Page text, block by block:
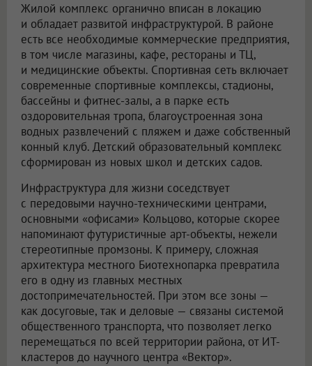
Жилой комплекс органично вписан в локацию
и обладает развитой инфраструктурой. В районе
есть все необходимые коммерческие предприятия,
в том числе магазины, кафе, рестораны и ТЦ,
и медицинские объекты. Спортивная сеть включает
современные спортивные комплексы, стадионы,
бассейны и фитнес-залы, а в парке есть
оздоровительная тропа, благоустроенная зона
водных развлечений с пляжем и даже собственный
конный клуб. Детский образовательный комплекс
сформирован из новых школ и детских садов.
Инфраструктура для жизни соседствует
с передовыми научно-техническими центрами,
основными «офисами» Кольцово, которые скорее
напоминают футуристичные арт-объекты, нежели
стереотипные промзоны. К примеру, сложная
архитектура местного Биотехнопарка превратила
его в одну из главных местных
достопримечательностей. При этом все зоны —
как досуговые, так и деловые — связаны системой
общественного транспорта, что позволяет легко
перемещаться по всей территории района, от ИТ-
кластеров до научного центра «Вектор».